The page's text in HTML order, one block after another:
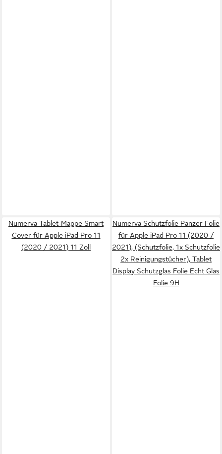
Numerva Tablet-Mappe Smart
Cover für Apple iPad Pro 11
(2020 / 2021) 11 Zoll
Numerva Schutzfolie Panzer Folie
für Apple iPad Pro 11 (2020 /
2021), (Schutzfolie, 1x Schutzfolie
2x Reinigungstücher), Tablet
Display Schutzglas Folie Echt Glas
Folie 9H